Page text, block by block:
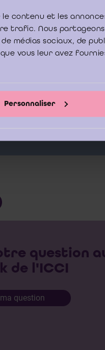
contenu et les
trafic. Nous
médias sociaux, de
vous leur avez
Personnaliser
Phoenix
Albert II - 1210
question
de l'ICCI
question